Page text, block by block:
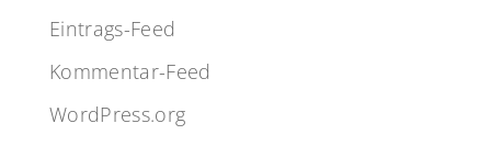
Eintrags-Feed
Kommentar-Feed
WordPress.org